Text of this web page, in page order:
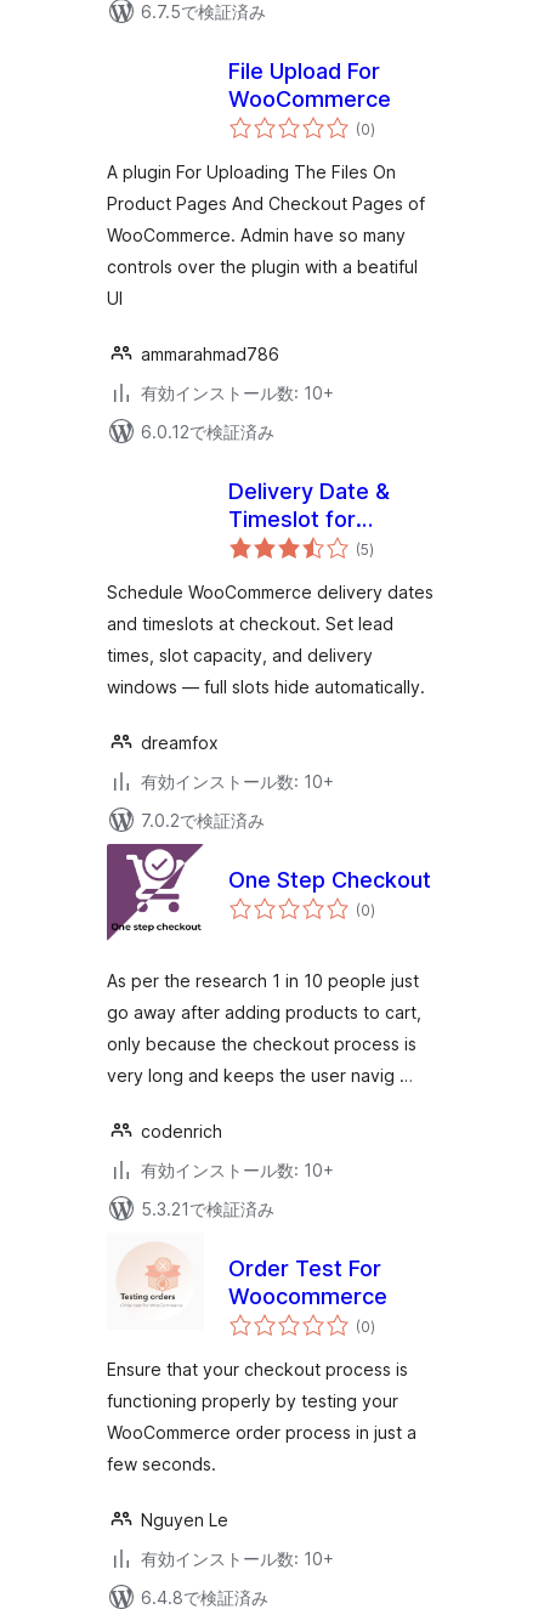
6.7.5で検証済み
File Upload For
WooCommerce
(0個
の
価
)
A plugin For Uploading The Files On
Product Pages And Checkout Pages of
WooCommerce. Admin have so many
controls over the plugin with a beatiful
UI
ammarahmad786
有効インストール数: 10+
6.0.12で検証済み
Delivery Date &
Timeslot for
WooCommerce
(5個
の
価
)
Schedule WooCommerce delivery dates
and timeslots at checkout. Set lead
times, slot capacity, and delivery
windows — full slots hide automatically.
dreamfox
有効インストール数: 10+
7.0.2で検証済み
One Step Checkout
(0個
の)
As per the research 1 in 10 people just
go away after adding products to cart,
only because the checkout process is
very long and keeps the user navig …
codenrich
有効インストール数: 10+
5.3.21で検証済み
Order Test For
Woocommerce
(0個
の
価
)
Ensure that your checkout process is
functioning properly by testing your
WooCommerce order process in just a
few seconds.
Nguyen Le
有効インストール数: 10+
6.4.8で検証済み